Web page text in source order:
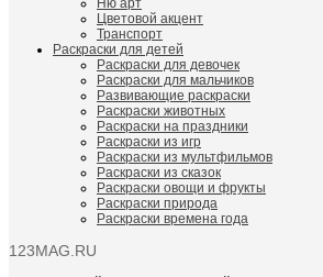
Ню арт
Цветовой акцент
Транспорт
Раскраски для детей
Раскраски для девочек
Раскраски для мальчиков
Развивающие раскраски
Раскраски животных
Раскраски на праздники
Раскраски из игр
Раскраски из мультфильмов
Раскраски из сказок
Раскраски овощи и фрукты
Раскраски природа
Раскраски времена года
123MAG.RU